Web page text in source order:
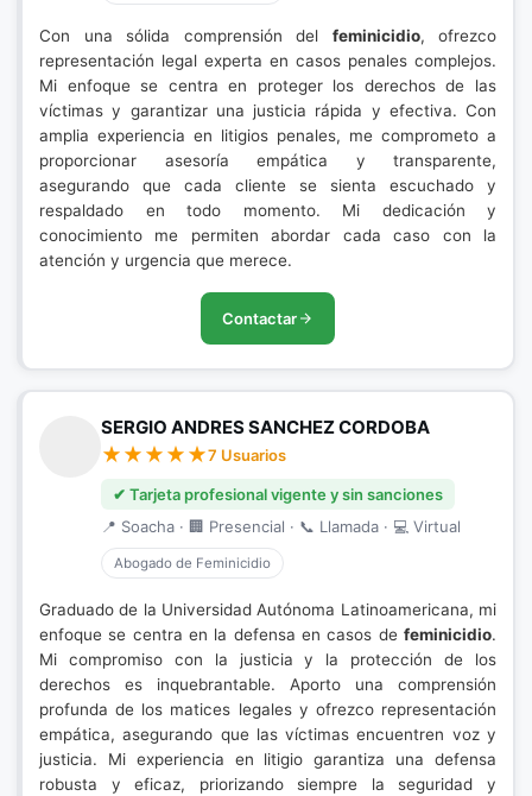
Con una sólida comprensión del feminicidio, ofrezco
representación legal experta en casos penales complejos.
Mi enfoque se centra en proteger los derechos de las
víctimas y garantizar una justicia rápida y efectiva. Con
amplia experiencia en litigios penales, me comprometo a
proporcionar asesoría empática y transparente,
asegurando que cada cliente se sienta escuchado y
respaldado en todo momento. Mi dedicación y
conocimiento me permiten abordar cada caso con la
atención y urgencia que merece.
Contactar
SERGIO ANDRES SANCHEZ CORDOBA
7 Usuarios
✔ Tarjeta profesional vigente y sin sanciones
📍 Soacha · 🏢 Presencial · 📞 Llamada · 💻 Virtual
Abogado de Feminicidio
Graduado de la Universidad Autónoma Latinoamericana, mi
enfoque se centra en la defensa en casos de feminicidio.
Mi compromiso con la justicia y la protección de los
derechos es inquebrantable. Aporto una comprensión
profunda de los matices legales y ofrezco representación
empática, asegurando que las víctimas encuentren voz y
justicia. Mi experiencia en litigio garantiza una defensa
robusta y eficaz, priorizando siempre la seguridad y